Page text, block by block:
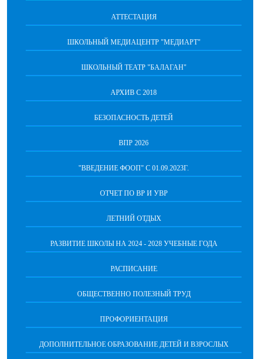
АТТЕСТАЦИЯ
ШКОЛЬНЫЙ МЕДИАЦЕНТР "МЕДИАРТ"
ШКОЛЬНЫЙ ТЕАТР "БАЛАГАН"
АРХИВ С 2018
БЕЗОПАСНОСТЬ ДЕТЕЙ
ВПР 2026
"ВВЕДЕНИЕ ФООП" С 01.09.2023Г.
ОТЧЕТ ПО ВР И УВР
ЛЕТНИЙ ОТДЫХ
РАЗВИТИЕ ШКОЛЫ НА 2024 - 2028 УЧЕБНЫЕ ГОДА
РАСПИСАНИЕ
ОБЩЕСТВЕННО ПОЛЕЗНЫЙ ТРУД
ПРОФОРИЕНТАЦИЯ
ДОПОЛНИТЕЛЬНОЕ ОБРАЗОВАНИЕ ДЕТЕЙ И ВЗРОСЛЫХ